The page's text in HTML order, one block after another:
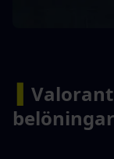
belöningar